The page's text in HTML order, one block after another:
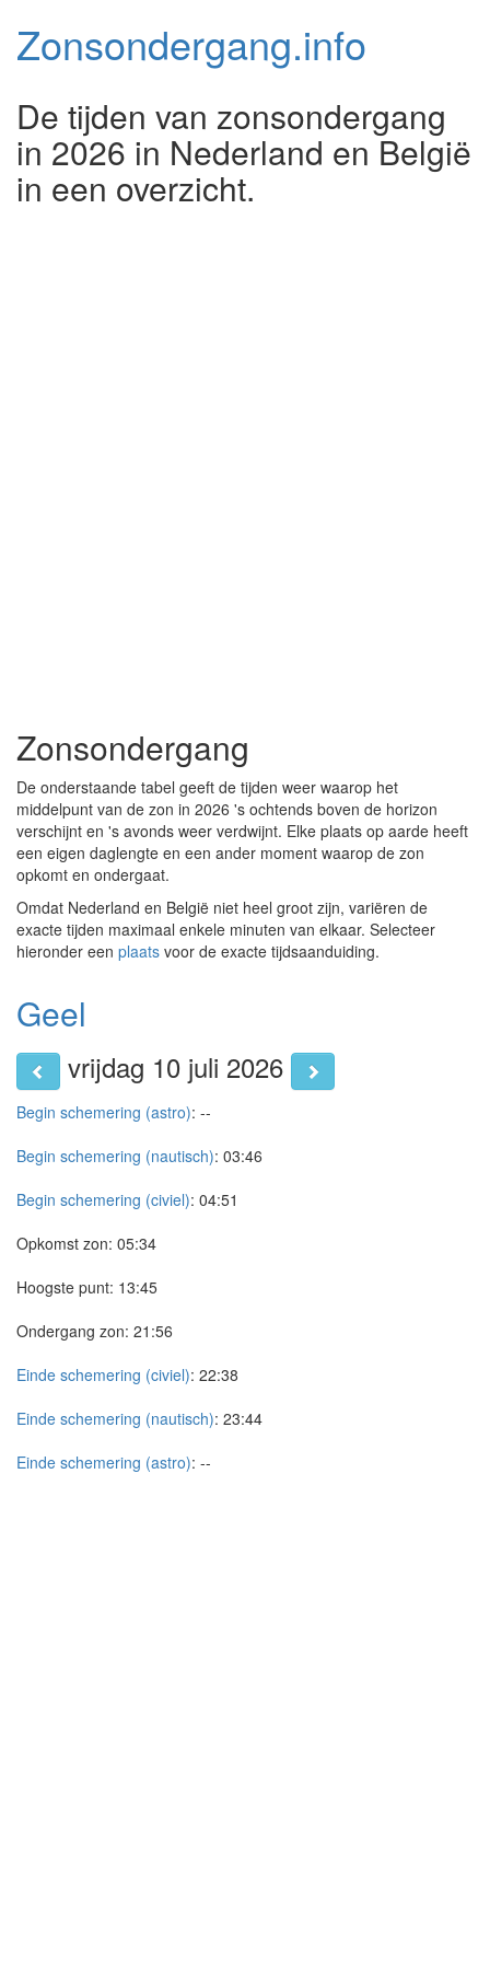
Zonsondergang.info
De tijden van zonsondergang
in 2026 in Nederland en België
in een overzicht.
Zonsondergang
De onderstaande tabel geeft de tijden weer waarop het
middelpunt van de zon in 2026 's ochtends boven de horizon
verschijnt en 's avonds weer verdwijnt. Elke plaats op aarde heeft
een eigen daglengte en een ander moment waarop de zon
opkomt en ondergaat.
Omdat Nederland en België niet heel groot zijn, variëren de
exacte tijden maximaal enkele minuten van elkaar. Selecteer
hieronder een plaats voor de exacte tijdsaanduiding.
Geel
vrijdag 10 juli 2026
Begin schemering (astro): --
Begin schemering (nautisch): 03:46
Begin schemering (civiel): 04:51
Opkomst zon: 05:34
Hoogste punt: 13:45
Ondergang zon: 21:56
Einde schemering (civiel): 22:38
Einde schemering (nautisch): 23:44
Einde schemering (astro): --